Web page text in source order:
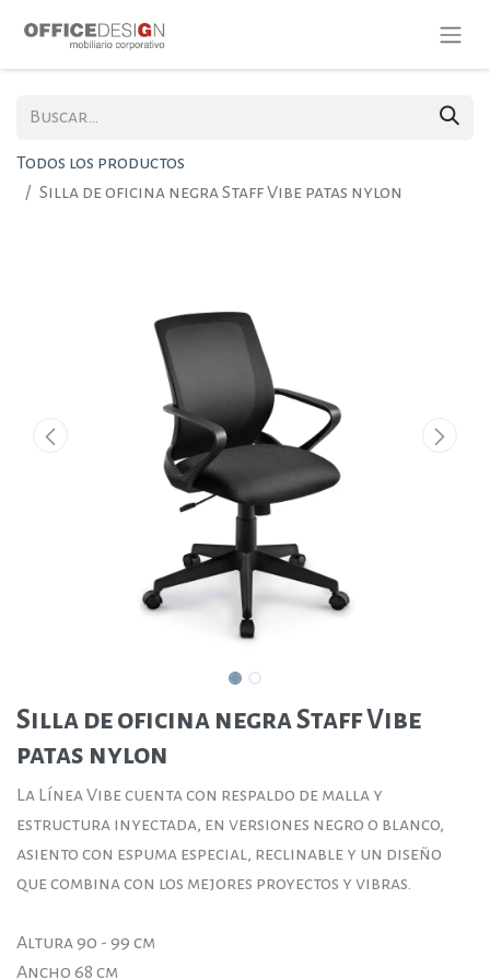
Todos los productos
Silla de oficina negra Staff Vibe patas nylon
Silla de oficina negra Staff Vibe
patas nylon
La Línea Vibe cuenta con respaldo de malla y
estructura inyectada, en versiones negro o blanco,
asiento con espuma especial, reclinable y un diseño
que combina con los mejores proyectos y vibras.
Altura 90 - 99 cm
Ancho 68 cm